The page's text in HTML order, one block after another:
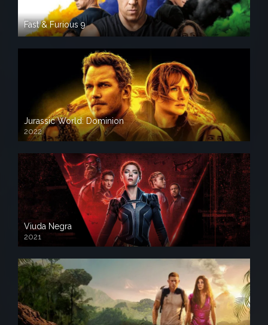
Fast & Furious 9
Jurassic World: Dominion
2022
Viuda Negra
2021